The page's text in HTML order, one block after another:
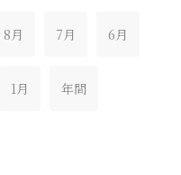
8月 7月 6月
1月 年間